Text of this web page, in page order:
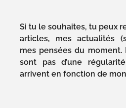
Si tu le souhaites, tu peux
articles, mes actualités
mes pensées du moment.
sont pas d’une
arrivent en fonction de